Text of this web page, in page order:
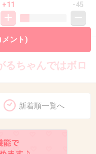
+11 -45
るちゃんではボロ
メント)
新着順一覧へ